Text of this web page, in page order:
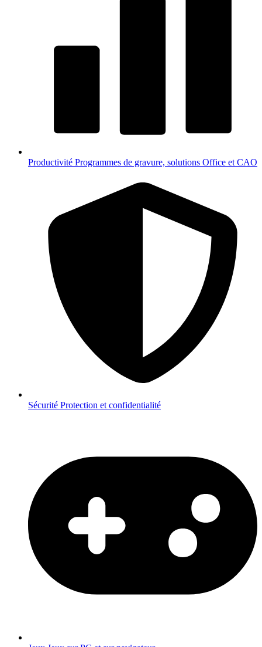
Productivité Programmes de gravure, solutions Office et CAO
Sécurité Protection et confidentialité